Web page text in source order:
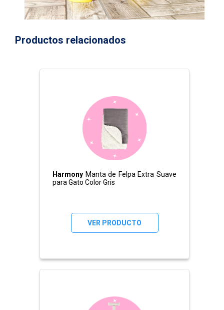
Productos relacionados
Harmony Manta de Felpa Extra Suave
para Gato Color Gris
VER PRODUCTO